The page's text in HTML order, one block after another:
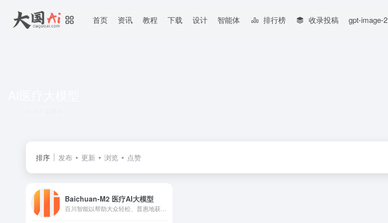
首页 资讯 教程 下载 设计 智能体 排行榜 收录投稿 gpt-image-2
排序 发布 更新 浏览 点赞
Baichuan-M2 医疗AI大模型